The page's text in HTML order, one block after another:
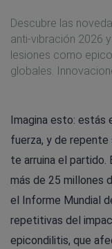
Descubre las
anti-vibración 2026
lesiones como
globales.
Imagina esto: estás
fuerza, y de
te arruina el partido.
más de 25 millones
el Informe Mundial
repetitivas del
epicondilitis, que